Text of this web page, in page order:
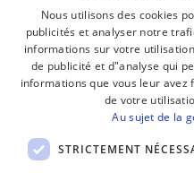
Nous utilisons des cookies
publicités et analyser notre
informations sur votre
de publicité et d"analyse qui
informations que vous leur
de votre
Au sujet de la
STRICTEMENT